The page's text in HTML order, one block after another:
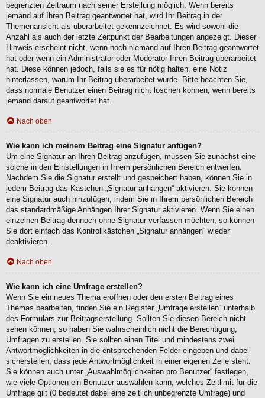
begrenzten Zeitraum nach seiner Erstellung möglich. Wenn bereits
jemand auf Ihren Beitrag geantwortet hat, wird Ihr Beitrag in der
Themenansicht als überarbeitet gekennzeichnet. Es wird sowohl die
Anzahl als auch der letzte Zeitpunkt der Bearbeitungen angezeigt. Dieser
Hinweis erscheint nicht, wenn noch niemand auf Ihren Beitrag geantwortet
hat oder wenn ein Administrator oder Moderator Ihren Beitrag überarbeitet
hat. Diese können jedoch, falls sie es für nötig halten, eine Notiz
hinterlassen, warum Ihr Beitrag überarbeitet wurde. Bitte beachten Sie,
dass normale Benutzer einen Beitrag nicht löschen können, wenn bereits
jemand darauf geantwortet hat.
Nach oben
Wie kann ich meinem Beitrag eine Signatur anfügen?
Um eine Signatur an Ihren Beitrag anzufügen, müssen Sie zunächst eine
solche in den Einstellungen in Ihrem persönlichen Bereich entwerfen.
Nachdem Sie die Signatur erstellt und gespeichert haben, können Sie in
jedem Beitrag das Kästchen „Signatur anhängen“ aktivieren. Sie können
eine Signatur auch hinzufügen, indem Sie in Ihrem persönlichen Bereich
das standardmäßige Anhängen Ihrer Signatur aktivieren. Wenn Sie einen
einzelnen Beitrag dennoch ohne Signatur verfassen möchten, so können
Sie dort einfach das Kontrollkästchen „Signatur anhängen“ wieder
deaktivieren.
Nach oben
Wie kann ich eine Umfrage erstellen?
Wenn Sie ein neues Thema eröffnen oder den ersten Beitrag eines
Themas bearbeiten, finden Sie ein Register „Umfrage erstellen“ unterhalb
des Formulars zur Beitragserstellung. Sollten Sie diesen Bereich nicht
sehen können, so haben Sie wahrscheinlich nicht die Berechtigung,
Umfragen zu erstellen. Sie sollten einen Titel und mindestens zwei
Antwortmöglichkeiten in die entsprechenden Felder eingeben und dabei
sicherstellen, dass jede Antwortmöglichkeit in einer eigenen Zeile steht.
Sie können auch unter „Auswahlmöglichkeiten pro Benutzer“ festlegen,
wie viele Optionen ein Benutzer auswählen kann, welches Zeitlimit für die
Umfrage gilt (0 bedeutet dabei eine zeitlich unbegrenzte Umfrage) und